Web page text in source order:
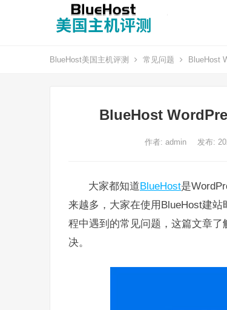
BlueHost美国主机评测 常见问题 BlueHost
BlueHost
作者: admin 发布:
大家都知道BlueHost是
来越多，大家在使用BlueHost建
程中遇到的常见问题， 这篇文章了
决。